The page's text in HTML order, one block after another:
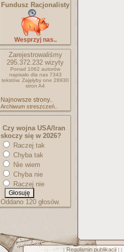
Fundusz Racjonalisty
Wesprzyj nas..
Zarejestrowaliśmy
295.372.232 wizyty
Ponad 1062 autorów
napisało dla nas 7343
tekstów. Zajęłyby one 28930
stron A4
Najnowsze strony..
Archiwum streszczeń..
Czy wojna USA/Iran
skoczy się w 2026?
Raczej tak
Chyba tak
Nie wiem
Chyba nie
Raczej nie
Oddano 120 głosów.
[ Regulamin publikacji] [